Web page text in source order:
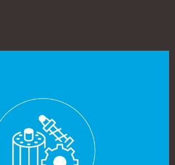
especializada com integração de PLCs,
integral e o controlo remoto de alta